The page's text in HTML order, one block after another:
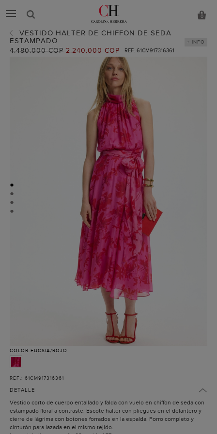
0
VESTIDO HALTER DE CHIFFON DE SEDA
ESTAMPADO
Precio
4.480.000 COP Precio
2.240.000 COP REF. 61CM917316361
+ INFO
●
●
●
●
COLOR FUCSIA/ROJO
REF.: 61CM917316361
DETALLE
Vestido corto de cuerpo entallado y falda con vuelo en chiffon de seda con
estampado floral a contraste. Escote halter con pliegues en el delantero y
cierre de lágrima con botones forrados en la espalda. Forro completo y
cinturón para lazada en el mismo tejido.